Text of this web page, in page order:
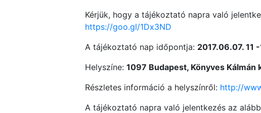
Kérjük, hogy a tájékoztató napra való
https://goo.gl/1Dx3ND
A tájékoztató nap időpontja: 2017.06.07. 11
Helyszíne: 1097 Budapest, Könyves Kálmán
Részletes információ a helyszínről: http://
A tájékoztató napra való jelentkezés az